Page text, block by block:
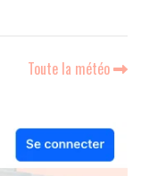
Toute la météo